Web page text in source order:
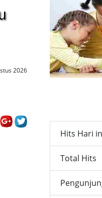
2026
Hits Hari
Total Hits